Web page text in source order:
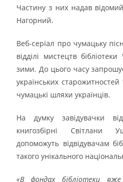
Частину з них надав
Нагорний.
Веб-серіал про чумацьку
відділі мистецтв
зими. До цього часу
українських
чумацькі шляхи українців.
На думку завідувачки
книгозбірні Світлани
допоможуть відвідувачам
такого унікального
«В фондах бібліотеки